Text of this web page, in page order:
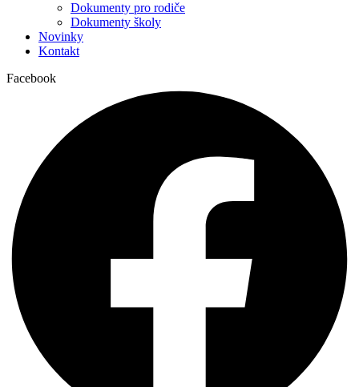
Dokumenty pro rodiče
Dokumenty školy
Novinky
Kontakt
Facebook